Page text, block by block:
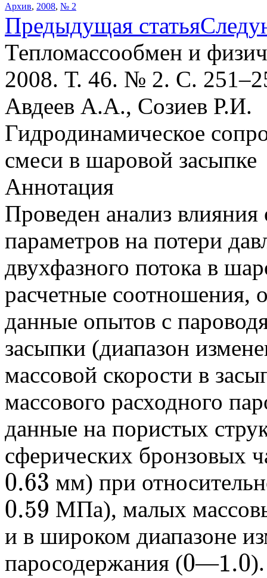
Архив, 2008, № 2
Предыдущая статья
Тепломассообмен и
2008. Т. 46. № 2. С.
Авдеев А.А., Созиев Р.И.
Гидродинамическое
смеси в шаровой засыпке
Аннотация
Проведен анализ
параметров на потери
двухфазного потока в
расчетные
данные опытов с
засыпки (диапазон
массовой скорости в
массового расходного
данные на пористых
сферических бронзовых
0.63
0.63 мм) при
0.59
0.59
МПа), малых
и в широком диапазоне
паросодержания (0
0 —1.0
1.0 ).